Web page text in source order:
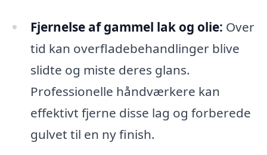
Fjernelse af gammel lak og olie: Over
tid kan overfladebehandlinger blive
slidte og miste deres glans.
Professionelle håndværkere kan
effektivt fjerne disse lag og forberede
gulvet til en ny finish.